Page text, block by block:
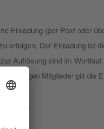
Einladung (per Post oder
erfolgen. Der Einladung ist
Auflösung sind im Wortlaut
jeweiligen Mitglieder gilt die
wenn